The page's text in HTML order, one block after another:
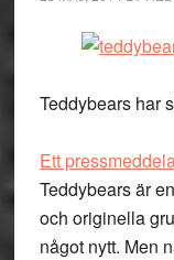
Teddybears har
Ett
Teddybears är
och originella
något nytt. Men